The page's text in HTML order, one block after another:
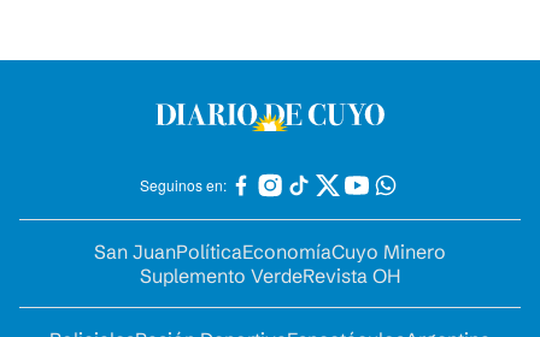
Seguinos en:
San JuanPolíticaEconomíaCuyo Minero
Suplemento VerdeRevista OH